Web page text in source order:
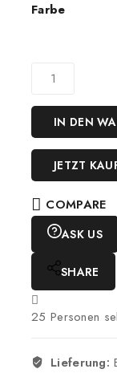
Farbe
IN DEN
JETZT
COMPARE
ASK US
SHARE
25 Personen
Lieferung: